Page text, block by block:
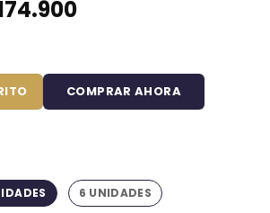
Rango
desde
$69.900
hasta
6 UNIDADES
Premium cantidad
COMPRAR AHORA